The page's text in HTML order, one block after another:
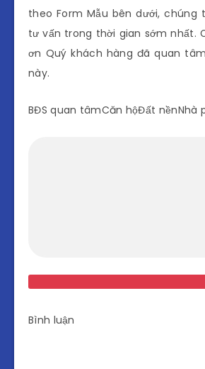
theo Form Mẫu bên dưới, chúng
tư vấn trong thời gian sớm nhất.
ơn Quý khách hàng đã quan
này.
BĐS quan tâmCăn hộĐất nềnNhà
Bình luận